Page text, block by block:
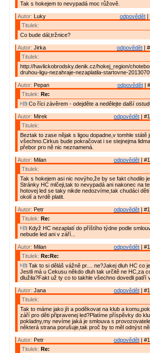
Tak s hokejem to nevypadá moc růžově.
odpovědět |
Autor: Luky
Titulek:
Co bude dál,tržnice?
odpovědět |
Autor: Jirka
Titulek:
http://havlickobrodsky.denik.cz/hokej_region/
druhou-ligu-nezahraje-nezaplatila-startovne-
odpovědět |
Autor: Pepan
Titulek: Re:
Co říci závěrem - odejděte a nedělejte další
odpovědět |
Autor: Mirek
Titulek:
Beztak to zase nějak s ligou dopadne,v tomhle státě
všechno.Cirkus bude pokračovat i se stejnejma
přebor pro ně nic neznamená.
odpovědět |
Autor: Milan
Titulek:
Tak s hokejem asi nic novýho,že by se fakt chodilo
Stránky HC mlčeji,tak to nevypadá ani nakonec na
hotovej led se taky nikde nedozvíme,tak chudáci
okolí a tvrdě platit.
odpovědět |
Autor: Petr
Titulek: Re:
Když HC nezaplatí do příštího týdne podle
nebude led ani v září...
odpovědět |
Autor: Milan
Titulek: Re:Re:
Tak to si děláš vážně pr.... ne?Jakej dluh HC co
Jestli má u Cekusu někdo dluh tak určitě ne HC,za
dlužila?Fakt už ty co to takhle všechno dovedli patří
odpovědět |
Autor: Jana
Titulek:
Tak to máme jako jít a poděkovat na klub a
září pro děti připravenej led?Platíme příspěvky do
pokladny,my nevíme jaká je smlouva s
některá strana porušuje,tak proč by to měl odnýst
odpovědět |
Autor: Petr
Titulek: Re: